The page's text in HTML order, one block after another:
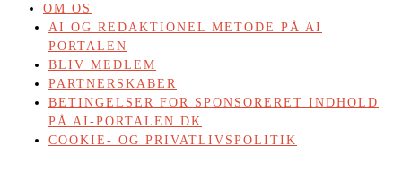
OM OS
AI OG REDAKTIONEL METODE PÅ AI
PORTALEN
BLIV MEDLEM
PARTNERSKABER
BETINGELSER FOR SPONSORERET INDHOLD
PÅ AI-PORTALEN.DK
COOKIE- OG PRIVATLIVSPOLITIK